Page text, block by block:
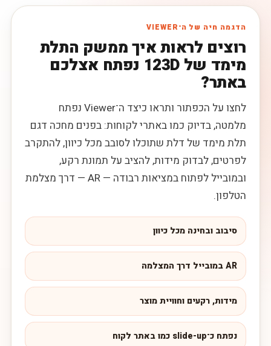
הדגמה חיה של ה־VIEWER
רוצים לראות איך ממשק התלת
מימד של 123D נפתח אצלכם
באתר?
לחצו על הכפתור ותראו כיצד ה־Viewer נפתח
מלמטה, בדיוק כמו באתרי לקוחות: בפנים מחכה דגם
תלת מימד של דלת שתוכלו לסובב מכל כיוון, להתקרב
לפרטים, לבדוק מידות, להציב על תמונת רקע,
ובמובייל לפתוח במציאות רבודה — AR — דרך מצלמת
הטלפון.
סיבוב ובחינה מכל כיוון
AR במובייל דרך המצלמה
מידות, רקעים וחוויית מוצר
נפתח כ־slide-up כמו באתר לקוח